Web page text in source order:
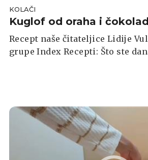
KOLAČI
Kuglof od oraha i
Recept naše čitateljice Lidije
grupe Index Recepti: Što ste